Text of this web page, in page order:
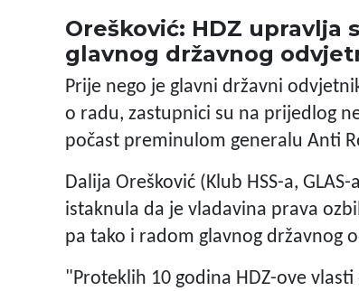
Orešković: HDZ upravlja
glavnog državnog
Prije nego je glavni državni
o radu, zastupnici su na prijedlog
počast preminulom generalu Anti
Dalija Orešković (Klub HSS-a,
istaknula da je vladavina prava
pa tako i radom glavnog državnog
"Proteklih 10 godina HDZ-ove